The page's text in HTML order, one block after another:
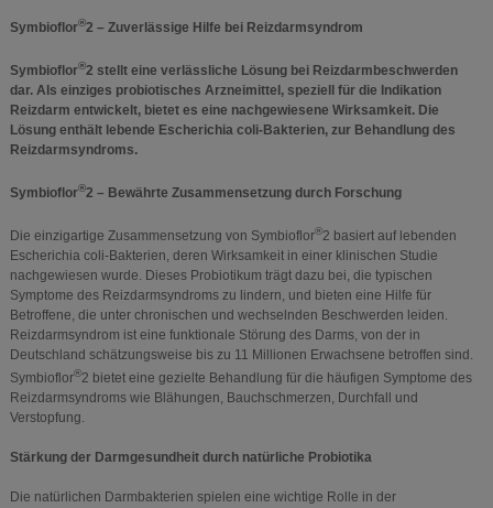
Symbioflor®2 – Zuverlässige Hilfe bei Reizdarmsyndrom
Symbioflor®2 stellt eine verlässliche Lösung bei Reizdarmbeschwerden
dar. Als einziges probiotisches Arzneimittel, speziell für die Indikation
Reizdarm entwickelt, bietet es eine nachgewiesene Wirksamkeit. Die
Lösung enthält lebende Escherichia coli-Bakterien, zur Behandlung des
Reizdarmsyndroms.
Symbioflor®2 – Bewährte Zusammensetzung durch Forschung
Die einzigartige Zusammensetzung von Symbioflor®2 basiert auf lebenden
Escherichia coli-Bakterien, deren Wirksamkeit in einer klinischen Studie
nachgewiesen wurde. Dieses Probiotikum trägt dazu bei, die typischen
Symptome des Reizdarmsyndroms zu lindern, und bieten eine Hilfe für
Betroffene, die unter chronischen und wechselnden Beschwerden leiden.
Reizdarmsyndrom ist eine funktionale Störung des Darms, von der in
Deutschland schätzungsweise bis zu 11 Millionen Erwachsene betroffen sind.
Symbioflor®2 bietet eine gezielte Behandlung für die häufigen Symptome des
Reizdarmsyndroms wie Blähungen, Bauchschmerzen, Durchfall und
Verstopfung.
Stärkung der Darmgesundheit durch natürliche Probiotika
Die natürlichen Darmbakterien spielen eine wichtige Rolle in der